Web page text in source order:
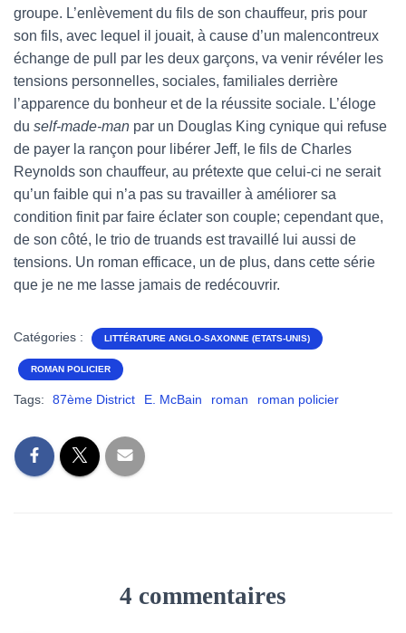
groupe. L’enlèvement du fils de son chauffeur, pris pour
son fils, avec lequel il jouait, à cause d’un malencontreux
échange de pull par les deux garçons, va venir révéler les
tensions personnelles, sociales, familiales derrière
l’apparence du bonheur et de la réussite sociale. L’éloge
du self-made-man par un Douglas King cynique qui refuse
de payer la rançon pour libérer Jeff, le fils de Charles
Reynolds son chauffeur, au prétexte que celui-ci ne serait
qu’un faible qui n’a pas su travailler à améliorer sa
condition finit par faire éclater son couple; cependant que,
de son côté, le trio de truands est travaillé lui aussi de
tensions. Un roman efficace, un de plus, dans cette série
que je ne me lasse jamais de redécouvrir.
Catégories : LITTÉRATURE ANGLO-SAXONNE (ETATS-UNIS)
ROMAN POLICIER
Tags: 87ème District E. McBain roman roman policier
4 commentaires